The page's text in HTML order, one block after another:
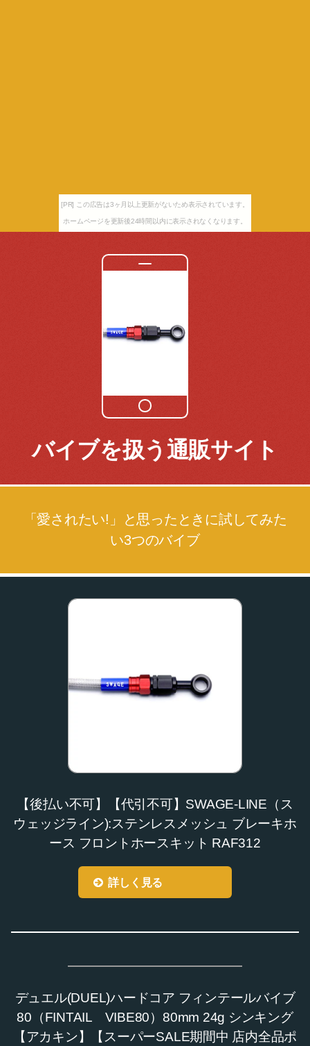
[PR] この広告は3ヶ月以上更新がないため表示されています。
ホームページを更新後24時間以内に表示されなくなります。
バイブを扱う通販サイト
「愛されたい!」と思ったときに試してみた
い3つのバイブ
【後払い不可】【代引不可】SWAGE-LINE（ス
ウェッジライン):ステンレスメッシュ ブレーキホ
ース フロントホースキット RAF312
詳しく見る
デュエル(DUEL)ハードコア フィンテールバイブ
80（FINTAIL VIBE80）80mm 24g シンキング
【アカキン】【スーパーSALE期間中 店内全品ポ